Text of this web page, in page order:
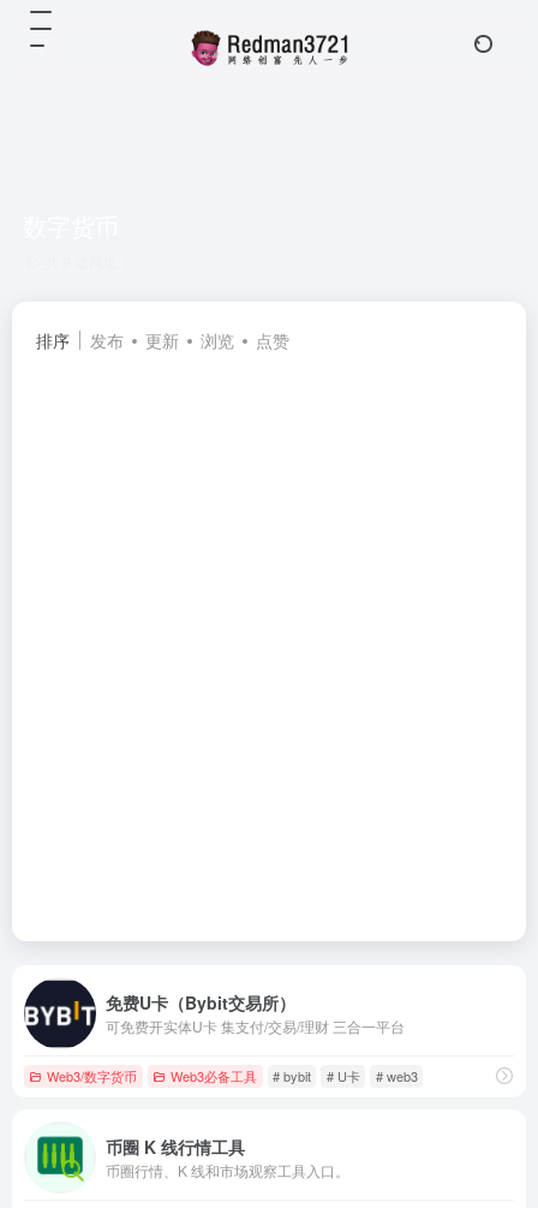
排序 发布 更新 浏览 点赞
免费U卡（Bybit交易所）
可免费开实体U卡 集支付/交易/理财 三合一平台
Web3/数字货币 Web3必备工具 # bybit # U卡 # web3
币圈 K 线行情工具
币圈行情、K 线和市场观察工具入口。